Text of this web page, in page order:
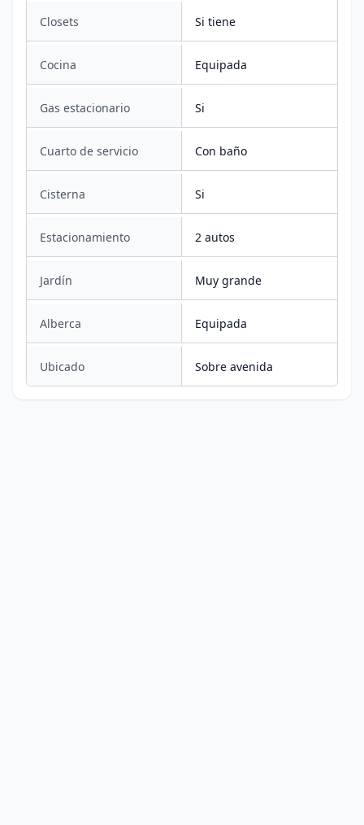
Closets Si tiene
Cocina Equipada
Gas estacionario Si
Cuarto de servicio Con baño
Cisterna Si
Estacionamiento 2 autos
Jardín Muy grande
Alberca Equipada
Ubicado Sobre avenida